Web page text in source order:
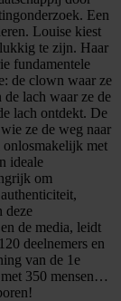
Een
Louise kiest
te zijn. Haar
fundamentele
de clown waar ze
lach waar ze de
lach ontdekt. De
ze de weg naar
met
ideale
om
deze
de media, leidt
deelnemers en
van de 1e
350 mensen…